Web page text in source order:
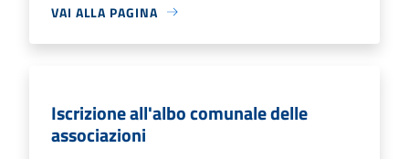
VAI ALLA PAGINA
Iscrizione all'albo comunale delle
associazioni